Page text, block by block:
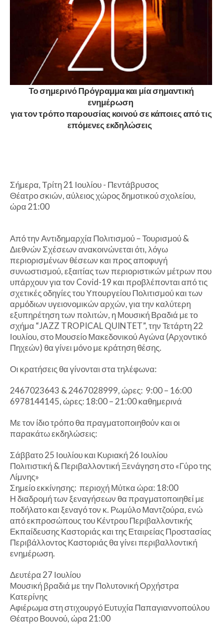
Το σημερινό Πρόγραμμα και μία σημαντική
ενημέρωση
για τον τρόπο παρουσίας κοινού σε κάποιες από τις
επόμενες εκδηλώσεις
Σήμερα, Τρίτη 21 Ιουλίου - Πεντάβρυσος
Θέατρο σκιών, αύλειος χώρος δημοτικού σχολείου,
ώρα 21:00
Από την Αντιδημαρχία Πολιτισμού – Τουρισμού &
Διεθνών Σχέσεων ανακοινώνεται ότι, λόγω
περιορισμένων θέσεων και προς αποφυγή
συνωστισμού, εξαιτίας των περιοριστικών μέτρων που
υπάρχουν για τον Covid-19 και προβλέπονται από τις
σχετικές οδηγίες του Υπουργείου Πολιτισμού και των
αρμόδιων υγειονομικών αρχών, για την καλύτερη
εξυπηρέτηση των πολιτών, η Μουσική Βραδιά με το
σχήμα “JAZZ TROPICAL QUINTET”, την Τετάρτη 22
Ιουλίου, στο Μουσείο Μακεδονικού Αγώνα (Αρχοντικό
Πηχεών) θα γίνει μόνο με κράτηση θέσης.
Οι κρατήσεις θα γίνονται στα τηλέφωνα:
2467023643 & 2467028999, ώρες: 9:00 – 16:00
6978144145, ώρες: 18:00 – 21:00 καθημερινά
Με τον ίδιο τρόπο θα πραγματοποιηθούν και οι
παρακάτω εκδηλώσεις:
Σάββατο 25 Ιουλίου και Κυριακή 26 Ιουλίου
Πολιτιστική & Περιβαλλοντική Ξενάγηση στο «Γύρο της
Λίμνης»
Σημείο εκκίνησης: περιοχή Μύτκα ώρα: 18:00
Η διαδρομή των ξεναγήσεων θα πραγματοποιηθεί με
ποδήλατο και ξεναγό τον κ. Ρωμύλο Μαντζούρα, ενώ
από εκπροσώπους του Κέντρου Περιβαλλοντικής
Εκπαίδευσης Καστοριάς και της Εταιρείας Προστασίας
Περιβάλλοντος Καστοριάς θα γίνει περιβαλλοντική
ενημέρωση.
Δευτέρα 27 Ιουλίου
Μουσική βραδιά με την Πολυτονική Ορχήστρα
Κατερίνης
Αφιέρωμα στη στιχουργό Ευτυχία Παπαγιαννοπούλου
Θέατρο Βουνού, ώρα 21:00